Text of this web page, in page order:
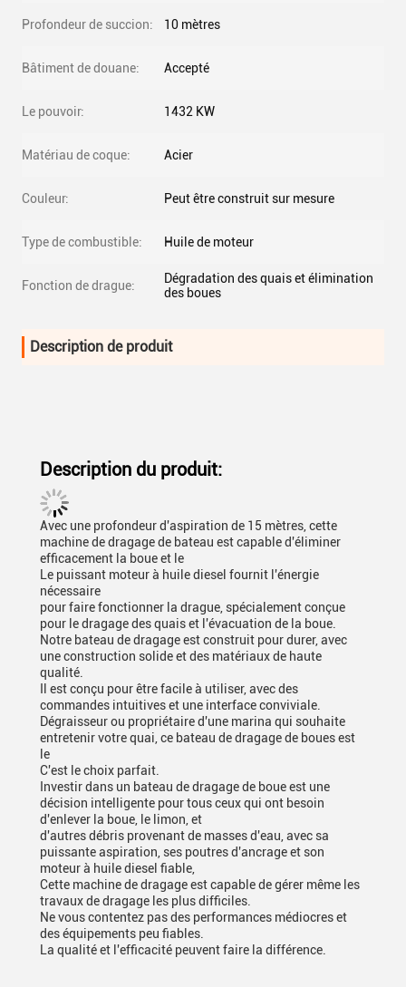
Profondeur de succion: 10 mètres
Bâtiment de douane: Accepté
Le pouvoir: 1432 KW
Matériau de coque: Acier
Couleur: Peut être construit sur mesure
Type de combustible: Huile de moteur
Fonction de drague:
Dégradation des quais et élimination
des boues
Description de produit
Description du produit:
Avec une profondeur d'aspiration de 15 mètres, cette
machine de dragage de bateau est capable d'éliminer
efficacement la boue et le
Le puissant moteur à huile diesel fournit l'énergie
nécessaire
pour faire fonctionner la drague, spécialement conçue
pour le dragage des quais et l'évacuation de la boue.
Notre bateau de dragage est construit pour durer, avec
une construction solide et des matériaux de haute
qualité.
Il est conçu pour être facile à utiliser, avec des
commandes intuitives et une interface conviviale.
Dégraisseur ou propriétaire d'une marina qui souhaite
entretenir votre quai, ce bateau de dragage de boues est
le
C'est le choix parfait.
Investir dans un bateau de dragage de boue est une
décision intelligente pour tous ceux qui ont besoin
d'enlever la boue, le limon, et
d'autres débris provenant de masses d'eau, avec sa
puissante aspiration, ses poutres d'ancrage et son
moteur à huile diesel fiable,
Cette machine de dragage est capable de gérer même les
travaux de dragage les plus difficiles.
Ne vous contentez pas des performances médiocres et
des équipements peu fiables.
La qualité et l'efficacité peuvent faire la différence.